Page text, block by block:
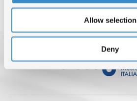
Allow selection
Deny